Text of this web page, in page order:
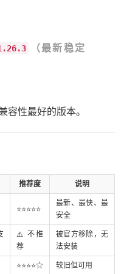
（最新稳定
容性最好的版本。
推荐度 说明
⭐⭐⭐⭐⭐
最新、最快、最
安全
⚠️ 不推
荐
被官方移除，无
法安装
⭐⭐⭐⭐☆ 较旧但可用